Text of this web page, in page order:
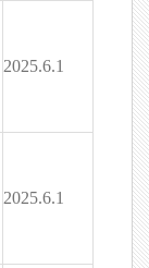
2025.6.1
2025.6.1